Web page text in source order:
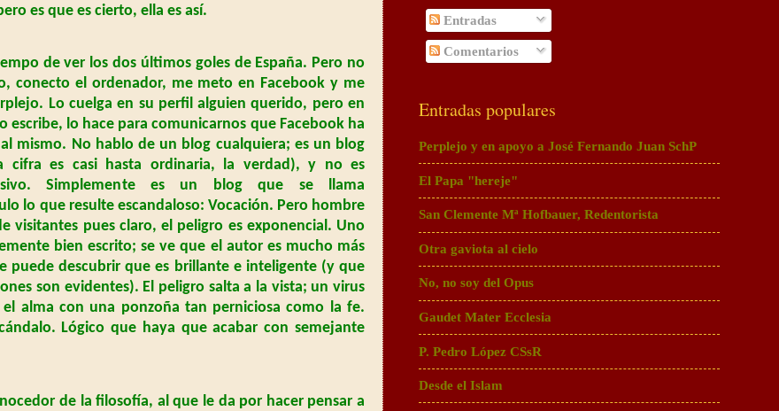
es que es cierto, ella es así.
de ver los dos últimos goles de España. Pero no
conecto el ordenador, me meto en Facebook y me
Lo cuelga en su perfil alguien querido, pero en
lo hace para comunicarnos que Facebook ha
mismo. No hablo de un blog cualquiera; es un blog
cifra es casi hasta ordinaria, la verdad), y no es
Simplemente es un blog que se llama
lo que resulte escandaloso: Vocación. Pero hombre
visitantes pues claro, el peligro es exponencial. Uno
bien escrito; se ve que el autor es mucho más
puede descubrir que es brillante e inteligente (y que
son evidentes). El peligro salta a la vista; un virus
alma con una ponzoña tan perniciosa como la fe.
Lógico que haya que acabar con semejante
de la filosofía, al que le da por hacer pensar a
Entradas
Comentarios
Entradas populares
Perplejo y en apoyo a José Fernando Juan SchP
El Papa "hereje"
San Clemente Mª Hofbauer, Redentorista
Otra gaviota al cielo
No, no soy del Opus
Gaudet Mater Ecclesia
P. Pedro López CSsR
Desde el Islam